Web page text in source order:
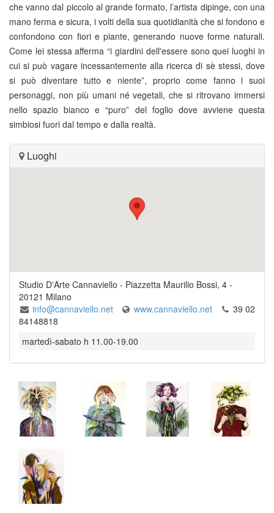
che vanno dal piccolo al grande formato, l’artista dipinge, con una
mano ferma e sicura, i volti della sua quotidianità che si fondono e
confondono con fiori e piante, generando nuove forme naturali.
Come lei stessa afferma “i giardini dell'essere sono quei luoghi in
cui si può vagare incessantemente alla ricerca di sè stessi, dove
si può diventare tutto e niente”, proprio come fanno i suoi
personaggi, non più umani né vegetali, che si ritrovano immersi
nello spazio bianco e “puro” del foglio dove avviene questa
simbiosi fuori dal tempo e dalla realtà.
Luoghi
Studio D'Arte Cannaviello - Piazzetta Maurilio Bossi, 4 -
20121 Milano
info@cannaviello.net
www.cannaviello.net
39 02
84148818
martedì-sabato h 11.00-19.00